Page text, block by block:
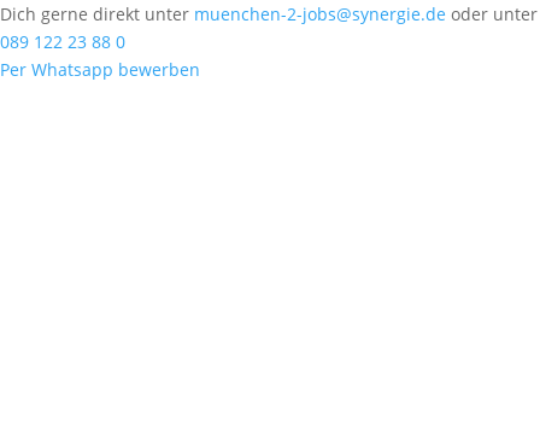
Dich gerne direkt unter muenchen-2-jobs@synergie.de oder unter
089 122 23 88 0
Per Whatsapp bewerben